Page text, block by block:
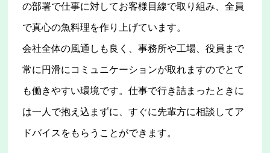
の部署で仕事に対してお客様目線で取り組み、全員
で真心の魚料理を作り上げています。
会社全体の風通しも良く、事務所や工場、役員まで
常に円滑にコミュニケーションが取れますのでとて
も働きやすい環境です。仕事で行き詰まったときに
は一人で抱え込まずに、すぐに先輩方に相談してア
ドバイスをもらうことができます。